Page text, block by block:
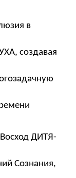
в
создавая
ДИТЯ-
Сознания,